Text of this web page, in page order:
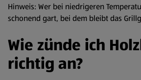
Hinweis: Wer bei niedrigeren
schonend gart, bei dem bleibt das
Wie zünde ich
richtig an?